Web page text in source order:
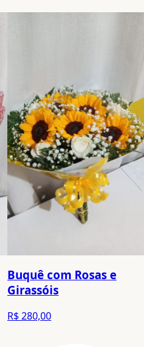
Buquê com Rosas e
Girassóis
R$ 280,00